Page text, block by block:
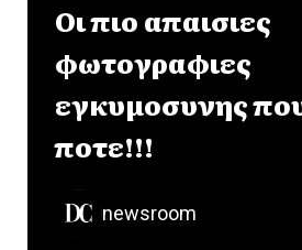
Οι πιο απαισιες
φωτογραφιες
εγκυμοσυνης
ποτε!!!
newsroom